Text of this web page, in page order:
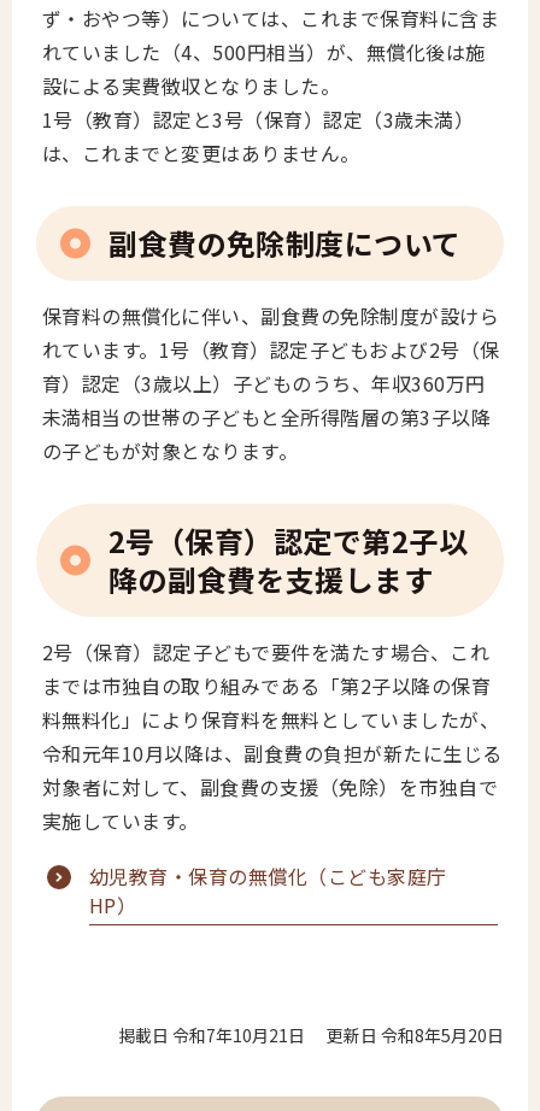
ず・おやつ等）については、これまで保育料に含ま
れていました（4、500円相当）が、無償化後は施
設による実費徴収となりました。
1号（教育）認定と3号（保育）認定（3歳未満）
は、これまでと変更はありません。
副食費の免除制度について
保育料の無償化に伴い、副食費の免除制度が設けら
れています。1号（教育）認定子どもおよび2号（保
育）認定（3歳以上）子どものうち、年収360万円
未満相当の世帯の子どもと全所得階層の第3子以降
の子どもが対象となります。
2号（保育）認定で第2子以
降の副食費を支援します
2号（保育）認定子どもで要件を満たす場合、これ
までは市独自の取り組みである「第2子以降の保育
料無料化」により保育料を無料としていましたが、
令和元年10月以降は、副食費の負担が新たに生じる
対象者に対して、副食費の支援（免除）を市独自で
実施しています。
幼児教育・保育の無償化（こども家庭庁
HP）
掲載日 令和7年10月21日 更新日 令和8年5月20日